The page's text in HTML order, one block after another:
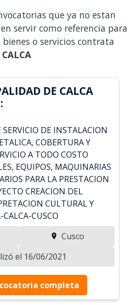
que ya no estan
servir como referencia para
o servicios contrata
DE CALCA
DE INSTALACION
COBERTURA Y
A TODO COSTO
EQUIPOS, MAQUINARIAS
PARA LA PRESTACION
CREACION DEL
CULTURAL Y
CALCA-CUSCO
Cusco
el 16/06/2021
completa